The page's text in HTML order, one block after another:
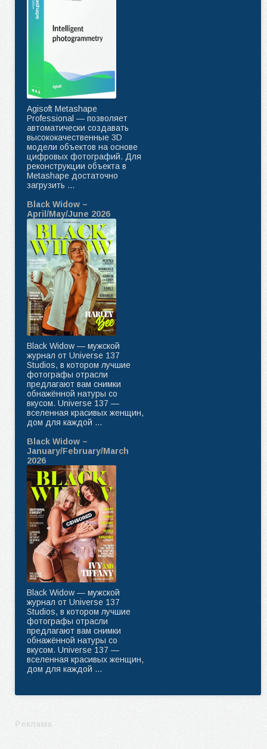
Agisoft Metashape
Professional — позволяет
автоматически создавать
высококачественные 3D
модели объектов на основе
цифровых фотографий. Для
реконструкции объекта в
Metashape достаточно
загрузить ...
Black Widow –
April/May/June 2026
Black Widow — мужской
журнал от Universe 137
Studios, в котором лучшие
фотографы отрасли
предлагают вам снимки
обнажённой натуры со
вкусом. Universe 137 —
вселенная красивых женщин,
дом для каждой ...
Black Widow –
January/February/March
2026
Black Widow — мужской
журнал от Universe 137
Studios, в котором лучшие
фотографы отрасли
предлагают вам снимки
обнажённой натуры со
вкусом. Universe 137 —
вселенная красивых женщин,
дом для каждой ...
Реклама